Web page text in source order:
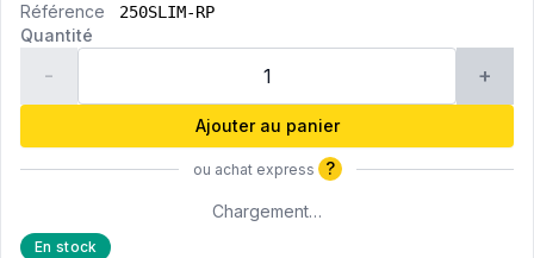
Référence
250SLIM-RP
Quantité
- +
Ajouter au panier
ou achat express ?
Chargement…
En stock